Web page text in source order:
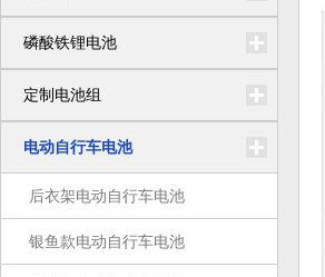
磷酸铁锂电池
定制电池组
电动自行车电池
后衣架电动自行车电池
银鱼款电动自行车电池